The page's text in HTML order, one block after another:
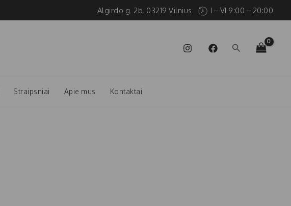
Algirdo g. 2b, 03219 Vilnius. I – VI 9:00 – 20:00
Paieška
Straipsniai Apie mus Kontaktai